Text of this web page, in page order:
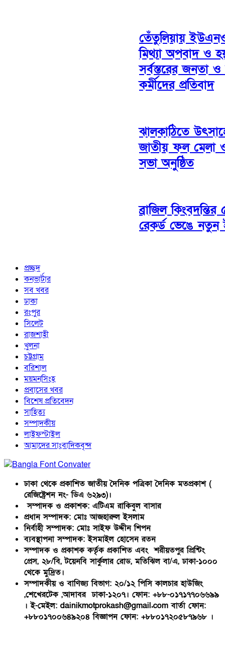
তেঁতুলিয়ায়
মিথ্যা অপবাদ ও
সর্বস্তরের জনতা ও
কর্মীদের প্রতিবাদ
ঝালকাঠিতে
জাতীয় ফল মেলা
সভা অনুষ্ঠিত
ব্রাজিল
রেকর্ড ভেঙে নতুন
প্রচ্ছদ
কনভার্টার
সব খবর
ঢাকা
রংপুর
সিলেট
রাজশাহী
খুলনা
চট্টগ্রাম
বরিশাল
ময়মনসিংহ
প্রবাসের খবর
বিশেষ প্রতিবেদন
সাহিত্য
সম্পাদকীয়
লাইফস্টাইল
আমাদের সাংবাদিকবৃন্দ
ঢাকা থেকে প্রকাশিত জাতীয় দৈনিক পত্রিকা দৈনিক মতপ্রকাশ (
রেজিষ্ট্রেশন নং- ডিএ ৬২৯৩)।
সম্পাদক ও প্রকাশক: এটিএম রাকিবুল বাসার
প্রধান সম্পাদক: মোঃ আজহারুল ইসলাম
নির্বাহী সম্পাদক: মোঃ সাইফ উদ্দীন শিপন
ব্যবস্থাপনা সম্পাদক: ইসমাইল হোসেন রতন
সম্পাদক ও প্রকাশক কর্তৃক প্রকাশিত এবং শরীয়তপুর প্রিন্টিং
প্রেস, ২৮/বি, টয়েনবি সার্কুলার রোড, মতিঝিল বা/এ, ঢাকা-১০০০
থেকে মুদ্রিত।
সম্পাদকীয় ও বাণিজ্য বিভাগ: ২০/১২ পিসি কালচার হাউজিং
,শেখেরটেক ,আদাবর ঢাকা-১২০৭। ফোন: +৮৮-০১৭১৭৭০৬৬৯৯
। ই-মেইল: dainikmotprokash@gmail.com বার্তা ফোন:
+৮৮০১৭০০৬৪৯২০৪ বিজ্ঞাপন ফোন: +৮৮০১৭২০৫৮৭৯৬৮ ।